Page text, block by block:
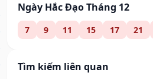
Ngày Hắc Đạo Tháng 12
7 9 11 15 17 21
Tìm kiếm liên quan